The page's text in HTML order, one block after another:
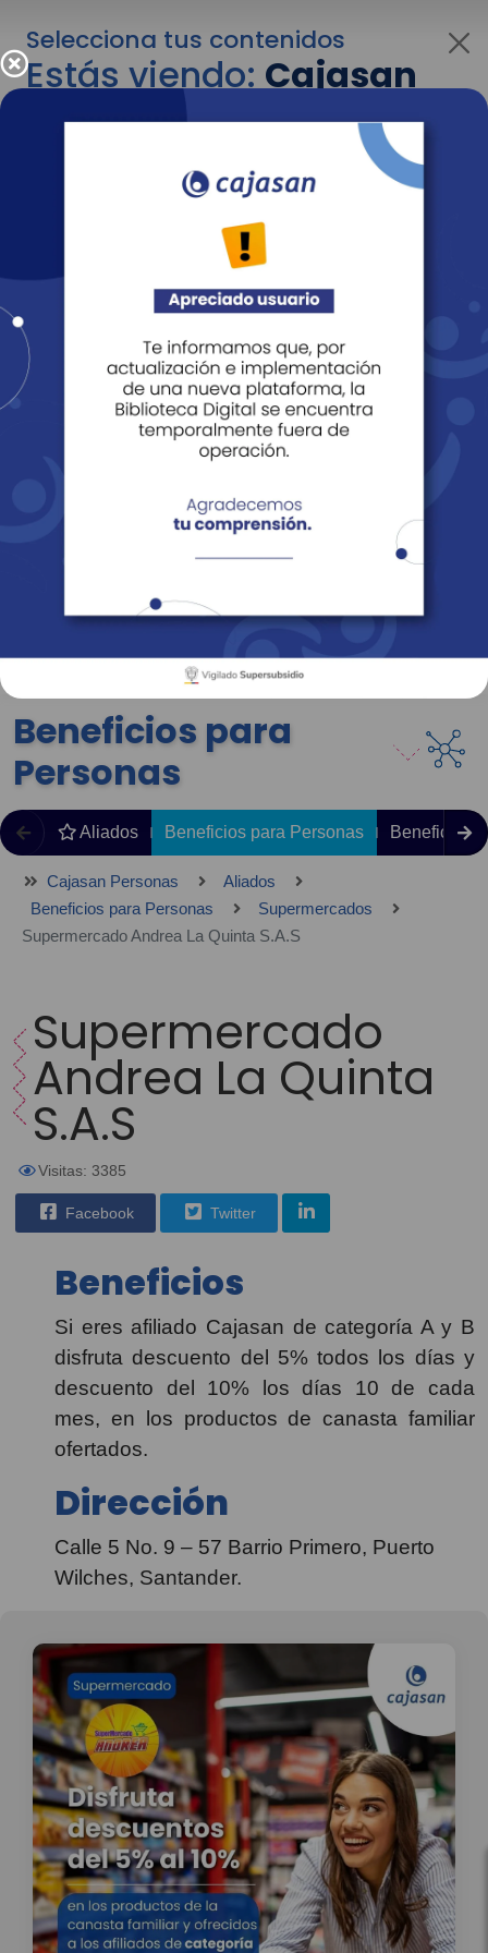
Selecciona tus contenidos
Estás viendo:Cajasan
para personas
Para cambiar al contenido de tu interés más
adelante recuerda utilizar el menú
Entendido
Revista Fácil Vivir
Sedes Directorio Servicios En Línea
Beneficios para
Personas
Aliados Beneficios para Personas Beneficios
Cajasan Personas
Aliados
Beneficios para Personas
Supermercados
Supermercado Andrea La Quinta S.A.S
Supermercado
Andrea La Quinta
S.A.S
Visitas: 3385
Facebook Twitter
Beneficios
Si eres afiliado Cajasan de categoría A y B
disfruta descuento del 5% todos los días y
descuento del 10% los días 10 de cada
mes, en los productos de canasta familiar
ofertados.
Dirección
Calle 5 No. 9 – 57 Barrio Primero, Puerto
Wilches, Santander.